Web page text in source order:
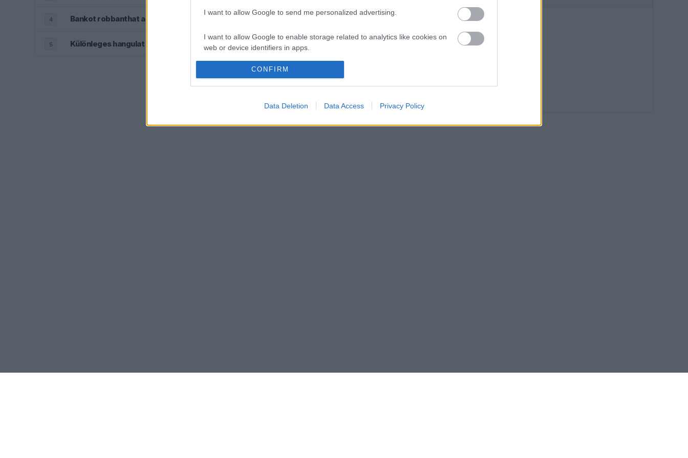
I want to allow Google to send me personalized advertising.
I want to allow Google to enable storage related to analytics like cookies on
web or device identifiers in apps.
I want to allow Google to enable storage related to functionality of the website
or app.
I want to allow Google to enable storage related to personalization.
I want to allow Google to enable storage related to security, including
CONFIRM
Data Deletion Data Access Privacy Policy
4 Bankot robbanthat a Ferrari Max Verstappen megszerzéséért 16:34
5 Különleges hangulat vár Antonellire Monzában, nem mindenki neki szurkol 16:00